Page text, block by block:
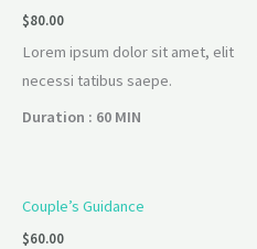
$80.00
Lorem ipsum dolor sit amet, elit
necessi tatibus saepe.
Duration : 60 MIN
Couple’s Guidance
$60.00